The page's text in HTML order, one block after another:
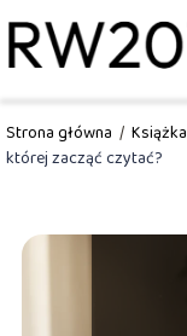
Strona główna / Książka
której zacząć czytać?